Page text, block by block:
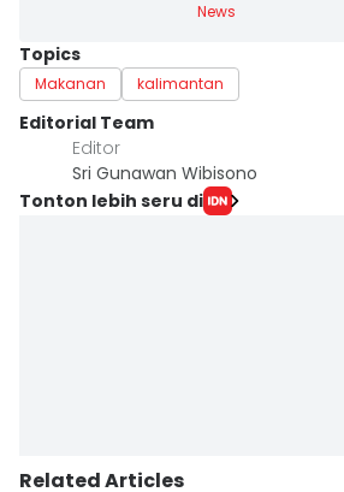
News
Topics
Makanan kalimantan
Editorial Team
Editor
Sri Gunawan Wibisono
Tonton lebih seru di
Related Articles